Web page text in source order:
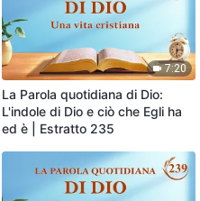
7:20
La Parola quotidiana di Dio:
L'indole di Dio e ciò che Egli ha
ed è | Estratto 235